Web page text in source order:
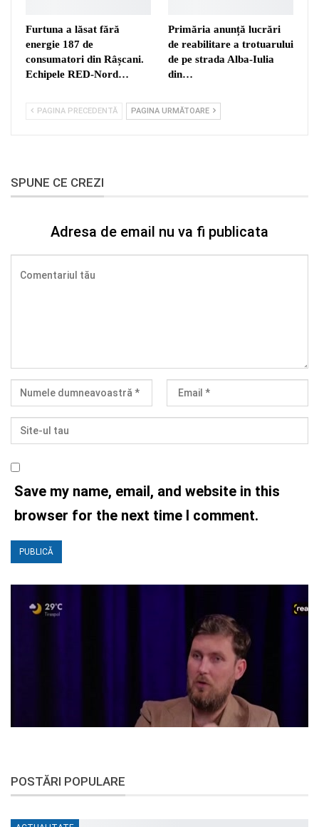
Furtuna a lăsat fără
energie 187 de
consumatori din Râșcani.
Echipele RED-Nord…
Primăria anunță lucrări
de reabilitare a trotuarului
de pe strada Alba-Iulia
din…
PAGINA PRECEDENTĂ PAGINA URMĂTOARE
SPUNE CE CREZI
Adresa de email nu va fi publicata
Save my name, email, and website in this
browser for the next time I comment.
POSTĂRI POPULARE